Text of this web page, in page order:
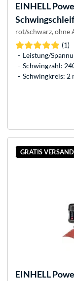
EINHELL
rot/schwarz, ohne
(1)
Leistung/
Schwingzahl:
Schwingkreis: 2
GRATIS VERSAND
EINHELL